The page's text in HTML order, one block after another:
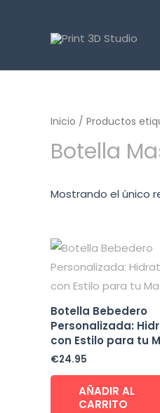
Inicio / Productos
Botella
Mostrando el único
Botella Bebedero
Personalizada:
con Estilo para tu
€24.95
AÑADIR AL
CARRITO